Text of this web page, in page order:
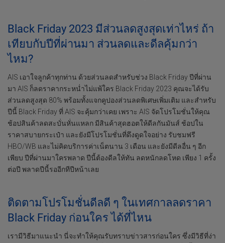
Black Friday 2023 มีส่วนลดสูงสุดเท่าไหร่ ถ้า
เทียบกับปีที่ผ่านมา ส่วนลดและดีลคุ้มกว่า
ไหม?
AIS เอาใจลูกค้าทุกท่าน ด้วยส่วนลดสำหรับช่วง Black Friday ปีที่ผ่าน
มา AIS ก็ลดราคากระหน่ำไม่แพ้ใคร Black Friday 2023 คุณจะได้รับ
ส่วนลดสูงสุด 80% พร้อมทั้งแจกคูปองส่วนลดพิเศษเพิ่มเติม และสำหรับ
ปีนี้ Black Friday ที่ AIS จะคุ้มกว่าเคย เพราะ AIS จัดโปรโมชั่นให้คุณ
ช้อปสินค้าลดสะบั่นหั่นแหลก มีสินค้าสุดฮอตให้ดีลกันมันส์ ช้อปใน
ราคาสบายกระเป๋า และยังมีโปรโมชั่นที่ดึงดูดใจอย่าง รับชมฟรี
HBO/WB และไม่คิดบริการค่าเน็ตนาน 3 เดือน และยังมีดีลอื่น ๆ อีก
เพียบ ปีที่ผ่านมาใครพลาด ปีนี้ต้องดีลให้ทัน ลดหนักลดโหด เพียง 1 ครั้ง
ต่อปี พลาดปีนี้รออีกทีปีหน้าเลย
ติดตามโปรโมชั่นดีลดี ๆ ในเทศกาลลดราคา
Black Friday ก่อนใคร ได้ที่ไหน
เรามีวิธีมาแนะนำ นี่จะทำให้คุณรับทราบข่าวสารก่อนใคร ซึ่งมีวิธีที่ง่า